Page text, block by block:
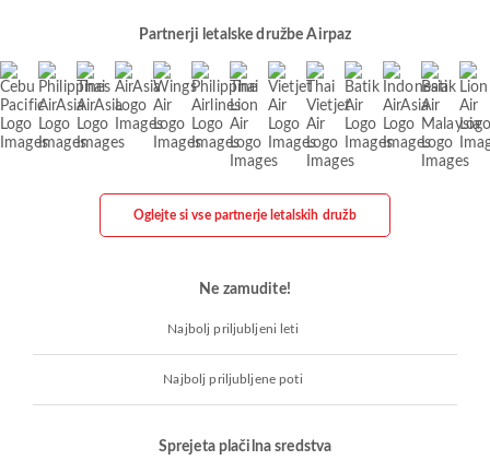
Partnerji letalske družbe Airpaz
Oglejte si vse partnerje letalskih družb
Ne zamudite!
Najbolj priljubljeni leti
Najbolj priljubljene poti
Sprejeta plačilna sredstva